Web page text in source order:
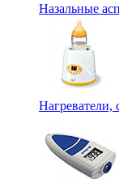
Назальные
Нагреватели,